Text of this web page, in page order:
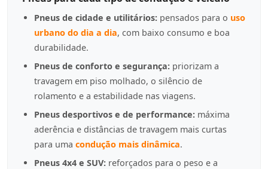
Pneus de cidade e utilitários: pensados para o uso
urbano do dia a dia, com baixo consumo e boa
durabilidade.
Pneus de conforto e segurança: priorizam a
travagem em piso molhado, o silêncio de
rolamento e a estabilidade nas viagens.
Pneus desportivos e de performance: máxima
aderência e distâncias de travagem mais curtas
para uma condução mais dinâmica.
Pneus 4x4 e SUV: reforçados para o peso e a